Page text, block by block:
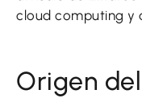
cloud computing y
Origen